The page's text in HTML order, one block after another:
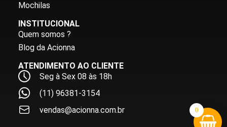
Mochilas
INSTITUCIONAL
Quem somos ?
Blog da Acionna
ATENDIMENTO AO CLIENTE
Seg à Sex 08 às 18h
(11) 96381-3154
vendas@acionna.com.br
0